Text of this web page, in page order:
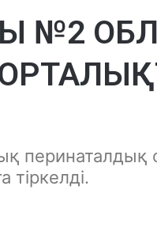
№2
перинаталдық
тіркелді.